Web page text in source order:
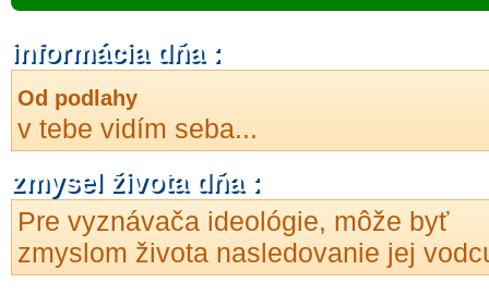
informácia dňa :
Od podlahy
v tebe vidím seba...
zmysel života dňa :
Pre vyznávača ideológie, môže byť
zmyslom života nasledovanie jej